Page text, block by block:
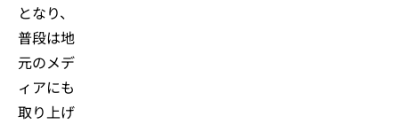
となり、
普段は地
元のメデ
ィアにも
取り上げ